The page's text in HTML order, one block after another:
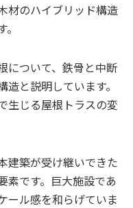
材のハイブリッド構造
について、鉄骨と中断
と説明しています。
生じる屋根トラスの変
建築が受け継いできた
素です。巨大施設であ
ール感を和らげていま